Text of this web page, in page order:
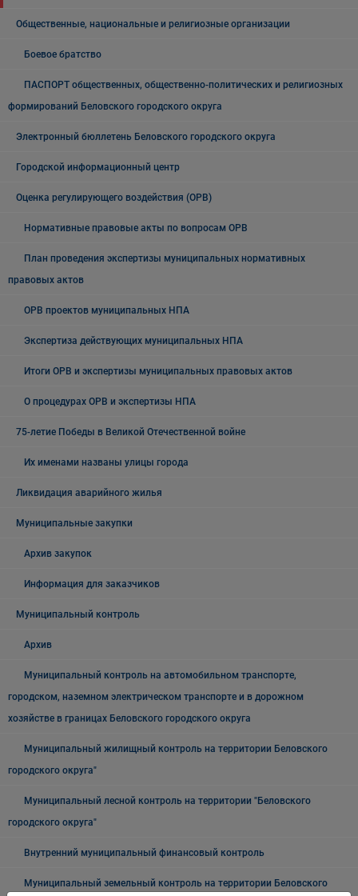
Общественные, национальные и религиозные организации
Боевое братство
ПАСПОРТ общественных, общественно-политических и религиозных
формирований Беловского городского округа
Электронный бюллетень Беловского городского округа
Городской информационный центр
Оценка регулирующего воздействия (ОРВ)
Нормативные правовые акты по вопросам ОРВ
План проведения экспертизы муниципальных нормативных
правовых актов
ОРВ проектов муниципальных НПА
Экспертиза действующих муниципальных НПА
Итоги ОРВ и экспертизы муниципальных правовых актов
О процедурах ОРВ и экспертизы НПА
75-летие Победы в Великой Отечественной войне
Их именами названы улицы города
Ликвидация аварийного жилья
Муниципальные закупки
Архив закупок
Информация для заказчиков
Муниципальный контроль
Архив
Муниципальный контроль на автомобильном транспорте,
городском, наземном электрическом транспорте и в дорожном
хозяйстве в границах Беловского городского округа
Муниципальный жилищный контроль на территории Беловского
городского округа"
Муниципальный лесной контроль на территории "Беловского
городского округа"
Внутренний муниципальный финансовый контроль
Муниципальный земельный контроль на территории Беловского